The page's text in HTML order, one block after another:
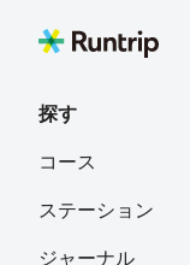
探す
コース
ステーション
ジャーナル